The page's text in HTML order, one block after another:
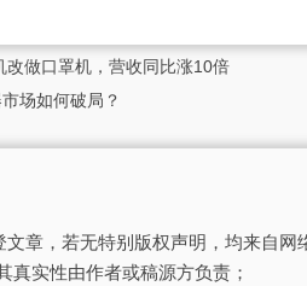
做口罩机，营收同比涨10倍
场如何破局？
文章，若无特别版权声明，均来自网
真实性由作者或稿源方负责；